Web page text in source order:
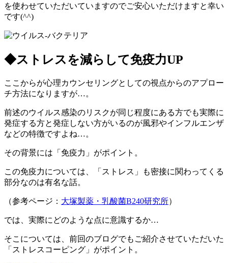
を使わせていただいていますのでご安心いただけますと幸い
です(^^)
◆ストレスを減らして免疫力UP
ここからが心理カウンセリングとしての視点からのアプロー
チ方法になりますが…。
前述のウイルス感染のリスクが同じ程度にある方でも実際に
発症する方と発症しない方がいるのが風邪やインフルエンザ
などの特徴ですよね…。
その背景には「免疫力」がポイント。
この免疫力については、「ストレス」も密接に関わってくる
部分なのは有名な話。
（参考ページ： 大塚製薬・ 乳酸菌B240研究所）
では、実際にどのような点に意識するか…
そこについては、前回のブログでもご紹介させていただいた
「ストレスコーピング」がポイント。